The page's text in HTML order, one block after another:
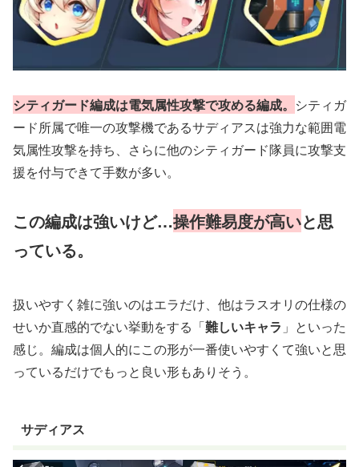
シティガード編成は電気属性攻撃で攻める編成。 シティガ
ード所属で唯一の攻撃機であるサディアスは強力な範囲電
気属性攻撃を持ち、さらに他のシティガード隊員に攻撃支
援を付与できて手数が多い。
この編成は強いけど…操作難易度が高いと思
っている。
扱いやすく雑に強いのはエラだけ、他はラスオリの仕様の
せいか直感的でない挙動をする「難しいキャラ 」といった
感じ。編成は個人的にこの形が一番使いやすくて強いと思
っているだけでもっと良い形もありそう。
サディアス